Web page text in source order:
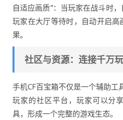
自适应画质”：当玩家在战斗时
玩家在大厅等待时，自动开启
果。
社区与资源：连接千万
手机CF百宝箱不仅是一个辅助工
玩家的社区平台，玩家可以分
具，形成一个完整的游戏生态。